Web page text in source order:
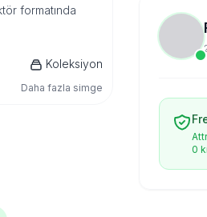
formatında
Koleksiyon
Daha fazla simge
0